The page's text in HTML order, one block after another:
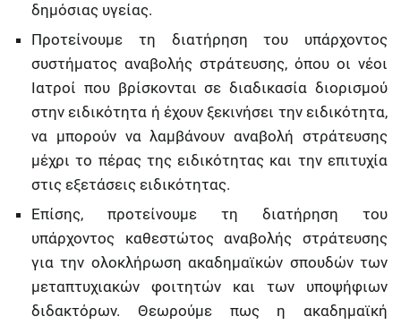
δημόσιας υγείας.
Προτείνουμε τη διατήρηση του υπάρχοντος
συστήματος αναβολής στράτευσης, όπου οι νέοι
Ιατροί που βρίσκονται σε διαδικασία διορισμού
στην ειδικότητα ή έχουν ξεκινήσει την ειδικότητα,
να μπορούν να λαμβάνουν αναβολή στράτευσης
μέχρι το πέρας της ειδικότητας και την επιτυχία
στις εξετάσεις ειδικότητας.
Επίσης, προτείνουμε τη διατήρηση του
υπάρχοντος καθεστώτος αναβολής στράτευσης
για την ολοκλήρωση ακαδημαϊκών σπουδών των
μεταπτυχιακών φοιτητών και των υποψήφιων
διδακτόρων. Θεωρούμε πως η ακαδημαϊκή